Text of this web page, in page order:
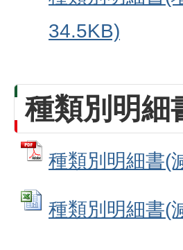
34.5KB)
種類別明細
種類別明細書(
種類別明細書(